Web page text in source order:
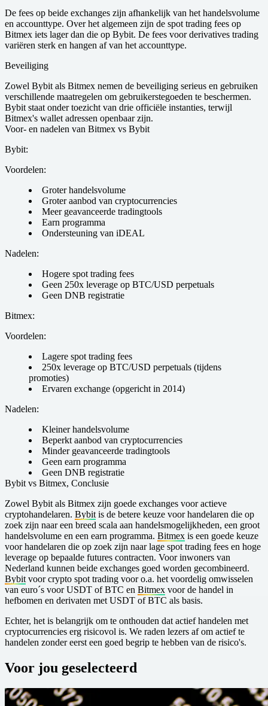
De fees op beide exchanges zijn afhankelijk van het handelsvolume
en accounttype. Over het algemeen zijn de spot trading fees op
Bitmex iets lager dan die op Bybit. De fees voor derivatives trading
variëren sterk en hangen af van het accounttype.
Beveiliging
Zowel Bybit als Bitmex nemen de beveiliging serieus en gebruiken
verschillende maatregelen om gebruikerstegoeden te beschermen.
Bybit staat onder toezicht van drie officiële instanties, terwijl
Bitmex's wallet adressen openbaar zijn.
Voor- en nadelen van Bitmex vs Bybit
Bybit:
Voordelen:
Groter handelsvolume
Groter aanbod van cryptocurrencies
Meer geavanceerde tradingtools
Earn programma
Ondersteuning van iDEAL
Nadelen:
Hogere spot trading fees
Geen 250x leverage op BTC/USD perpetuals
G een DNB registratie
Bitmex:
Voordelen:
Lagere spot trading fees
250x leverage op BTC/USD perpetuals (tijdens
promoties)
Ervaren exchange (opgericht in 2014)
Nadelen:
Kleiner handelsvolume
Beperkt aanbod van cryptocurrencies
Minder geavanceerde tradingtools
Geen earn programma
G een DNB registratie
B ybit vs Bitmex, Conclusie
Zowel Bybit als Bitmex zijn goede exchanges voor actieve
cryptohandelaren. Bybit is de betere keuze voor handelaren die op
zoek zijn naar een breed scala aan handelsmogelijkheden, een groot
handelsvolume en een earn programma. Bitmex is een goede keuze
voor handelaren die op zoek zijn naar lage spot trading fees en hoge
leverage op bepaalde futures contracten. Voor inwoners van
Nederland kunnen beide exchanges goed worden gecombineerd.
Bybit voor crypto spot trading voor o.a. het voordelig omwisselen
van euro´s voor USDT of BTC en Bitmex voor de handel in
hefbomen en derivaten met USDT of BTC als basis.
Echter, het is belangrijk om te onthouden dat actief handelen met
cryptocurrencies erg risicovol is. We raden lezers af om actief te
handelen zonder eerst een goed begrip te hebben van de risico's.
Voor jou geselecteerd